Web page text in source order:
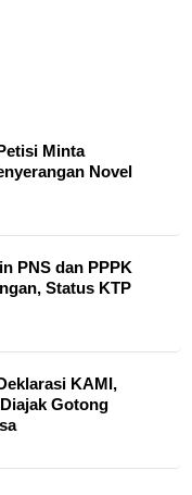
Minta
Novel
PNS dan PPPK
Status KTP
KAMI,
Gotong